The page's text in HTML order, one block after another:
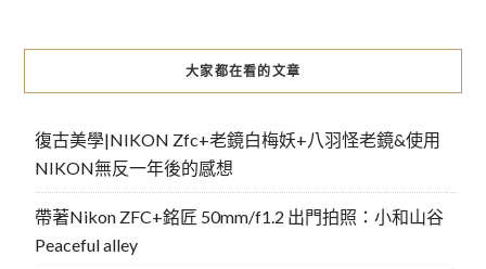
大家都在看的文章
復古美學|NIKON Zfc+老鏡白梅妖+八羽怪老鏡&使用
NIKON無反一年後的感想
帶著Nikon ZFC+銘匠 50mm/f1.2 出門拍照：小和山谷
Peaceful alley